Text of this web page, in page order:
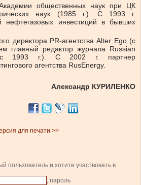
общественных наук при ЦК
наук (1985 г.). С 1993 г.
нефтегазовых инвестиций в бывших
директора PR-агентства Alter Ego (с
главный редактор журнала Russian
(с 1993 г.). С 2002 г. партнер
агентства RusEnergy.
Александр КУРИЛЕНКО
для печати >>
пользователь и хотите участвовать в
, пароль